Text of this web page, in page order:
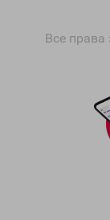
Все